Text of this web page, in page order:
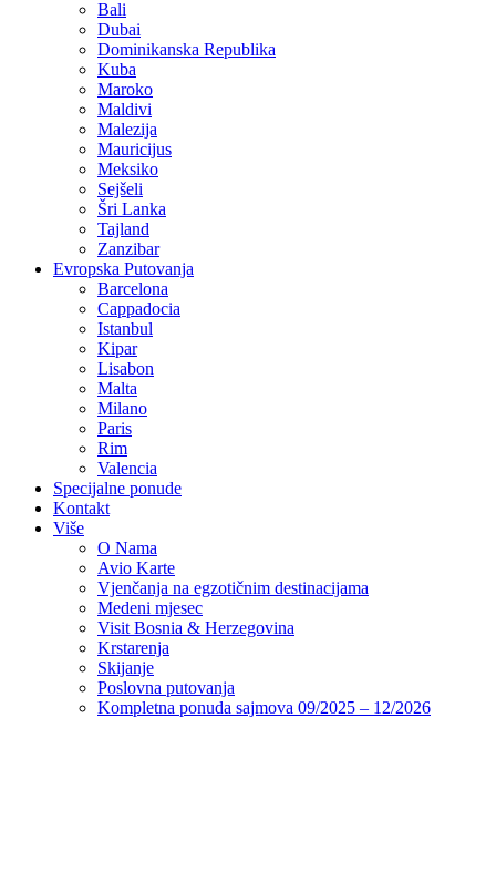
Bali
Dubai
Dominikanska Republika
Kuba
Maroko
Maldivi
Malezija
Mauricijus
Meksiko
Sejšeli
Šri Lanka
Tajland
Zanzibar
Evropska Putovanja
Barcelona
Cappadocia
Istanbul
Kipar
Lisabon
Malta
Milano
Paris
Rim
Valencia
Specijalne ponude
Kontakt
Više
O Nama
Avio Karte
Vjenčanja na egzotičnim destinacijama
Medeni mjesec
Visit Bosnia & Herzegovina
Krstarenja
Skijanje
Poslovna putovanja
Kompletna ponuda sajmova 09/2025 – 12/2026